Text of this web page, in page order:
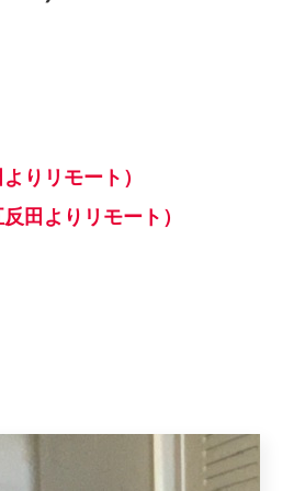
りリモート）
田よりリモート）